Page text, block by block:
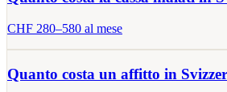
CHF 280–580 al mese
Quanto costa un affitto in